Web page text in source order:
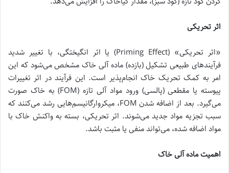
اثر تحریکی
«اثر تحریکی» (Priming Effect) یا اثر انگیختگی، با تغییر شدید
فرآیندهای طبیعی تشکیل (بازده) ماده آلی خاک مشخص می‌شود که این
امر به کمک تحریک خاک انجام‌پذیر است. این فرآیند در اثر تغییرات
پیوسته یا مقطعی (پالسی) ورود مواد آلی تازه (FOM) به خاک صورت
می‌گیرد. بعد از اضافه شدن FOM، میکروارگانیسم‌هایی رشد می‌کنند که
سبب تجزیه مواد جدید می‌شوند. اثر تحریکی، بسته به واکنش خاک با
مواد اضافه شده، می‌تواند منفی یا مثبت باشد.
اهمیت ماده آلی خاک